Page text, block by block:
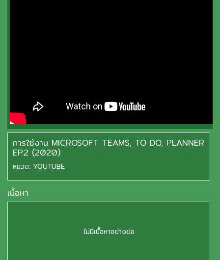
การใช้งาน MICROSOFT TEAMS, TO DO, PLANNER
EP.2 (2020)
หมวด: YOUTUBE
เนื้อหา
ไม่มีเนื้อหาอย่างย่อ